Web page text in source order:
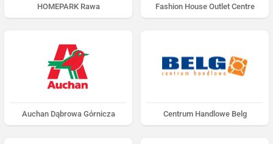
HOMEPARK Rawa Fashion House Outlet Centre
Auchan Dąbrowa Górnicza Centrum Handlowe Belg